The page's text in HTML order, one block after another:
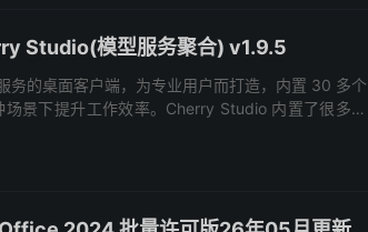
Studio(模型服务聚合) v1.9.5
务的桌面客户端，为专业用户而打造，内置 30 多个
景下提升工作效率。Cherry Studio 内置了很多服